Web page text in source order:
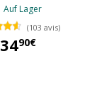
Auf Lager
(103 avis)
3490€